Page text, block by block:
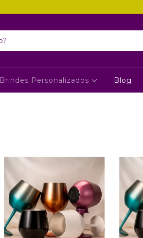
Brindes Personalizados Blog